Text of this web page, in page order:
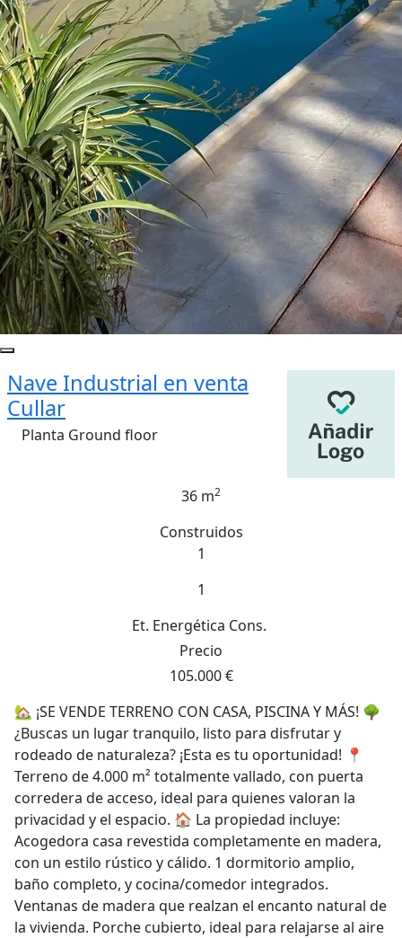
Nave Industrial en venta
Cullar
Planta Ground floor
36 m2
Construidos
1
1
Et. Energética Cons.
Precio
105.000 €
🏡 ¡SE VENDE TERRENO CON CASA, PISCINA Y MÁS! 🌳
¿Buscas un lugar tranquilo, listo para disfrutar y
rodeado de naturaleza? ¡Esta es tu oportunidad! 📍
Terreno de 4.000 m² totalmente vallado, con puerta
corredera de acceso, ideal para quienes valoran la
privacidad y el espacio. 🏠 La propiedad incluye:
Acogedora casa revestida completamente en madera,
con un estilo rústico y cálido. 1 dormitorio amplio,
baño completo, y cocina/comedor integrados.
Ventanas de madera que realzan el encanto natural de
la vivienda. Porche cubierto, ideal para relajarse al aire